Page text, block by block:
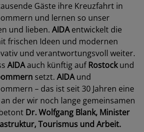
Gäste ihre Kreuzfahrt in
und lernen so unser
und lieben. AIDAentwickelt die
frischen Ideen und modernen
und verantwortungsvoll weiter.
AIDAauch künftig aufRostockund
setzt. AIDAund
– das ist seit 30 Jahren eine
der wir noch lange gemeinsamen
Dr. Wolfgang Blank, Minister
Tourismus und Arbeit.